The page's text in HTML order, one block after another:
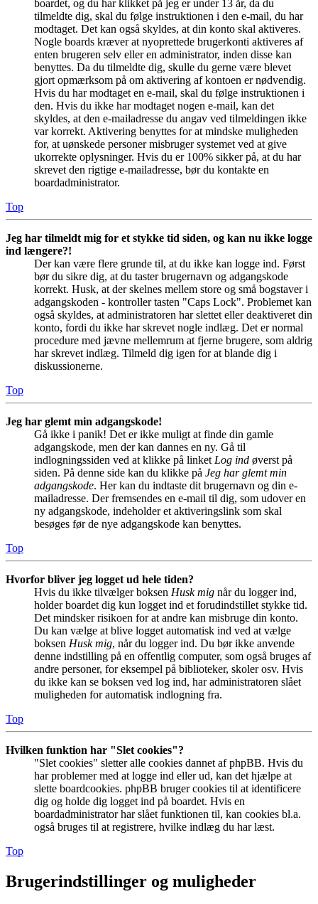
boardet, og du har klikket på jeg er under 13 år, da du
tilmeldte dig, skal du følge instruktionen i den e-mail, du har
modtaget. Det kan også skyldes, at din konto skal aktiveres.
Nogle boards kræver at nyoprettede brugerkonti aktiveres af
enten brugeren selv eller en administrator, inden disse kan
benyttes. Da du tilmeldte dig, skulle du gerne være blevet
gjort opmærksom på om aktivering af kontoen er nødvendig.
Hvis du har modtaget en e-mail, skal du følge instruktionen i
den. Hvis du ikke har modtaget nogen e-mail, kan det
skyldes, at den e-mailadresse du angav ved tilmeldingen ikke
var korrekt. Aktivering benyttes for at mindske muligheden
for, at uønskede personer misbruger systemet ved at give
ukorrekte oplysninger. Hvis du er 100% sikker på, at du har
skrevet den rigtige e-mailadresse, bør du kontakte en
boardadministrator.
Top
Jeg har tilmeldt mig for et stykke tid siden, og kan nu ikke logge
ind længere?!
Der kan være flere grunde til, at du ikke kan logge ind. Først
bør du sikre dig, at du taster brugernavn og adgangskode
korrekt. Husk, at der skelnes mellem store og små bogstaver i
adgangskoden - kontroller tasten "Caps Lock". Problemet kan
også skyldes, at administratoren har slettet eller deaktiveret din
konto, fordi du ikke har skrevet nogle indlæg. Det er normal
procedure med jævne mellemrum at fjerne brugere, som aldrig
har skrevet indlæg. Tilmeld dig igen for at blande dig i
diskussionerne.
Top
Jeg har glemt min adgangskode!
Gå ikke i panik! Det er ikke muligt at finde din gamle
adgangskode, men der kan dannes en ny. Gå til
indlogningssiden ved at klikke på linket Log ind øverst på
siden. På denne side kan du klikke på Jeg har glemt min
adgangskode. Her kan du indtaste dit brugernavn og din e-
mailadresse. Der fremsendes en e-mail til dig, som udover en
ny adgangskode, indeholder et aktiveringslink som skal
besøges før de nye adgangskode kan benyttes.
Top
Hvorfor bliver jeg logget ud hele tiden?
Hvis du ikke tilvælger boksen Husk mig når du logger ind,
holder boardet dig kun logget ind et forudindstillet stykke tid.
Det mindsker risikoen for at andre kan misbruge din konto.
Du kan vælge at blive logget automatisk ind ved at vælge
boksen Husk mig, når du logger ind. Du bør ikke anvende
denne indstilling på en offentlig computer, som også bruges af
andre personer, for eksempel på biblioteker, skoler osv. Hvis
du ikke kan se boksen ved log ind, har administratoren slået
muligheden for automatisk indlogning fra.
Top
Hvilken funktion har "Slet cookies"?
"Slet cookies" sletter alle cookies dannet af phpBB. Hvis du
har problemer med at logge ind eller ud, kan det hjælpe at
slette boardcookies. phpBB bruger cookies til at identificere
dig og holde dig logget ind på boardet. Hvis en
boardadministrator har slået funktionen til, kan cookies bl.a.
også bruges til at registrere, hvilke indlæg du har læst.
Top
Brugerindstillinger og muligheder